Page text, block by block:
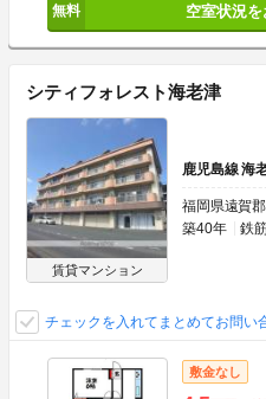
空室状況
シティフォレスト海老津
賃貸マンション
鹿児島線 海
福岡県遠賀
築40年
鉄
チェックを入れてまとめてお問い
敷金なし